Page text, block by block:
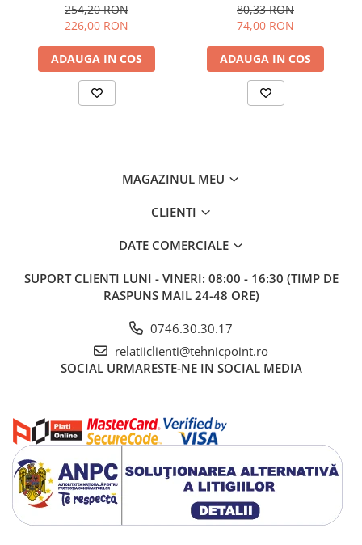
254,20 RON
226,00 RON
ADAUGA IN COS
80,33 RON
74,00 RON
ADAUGA IN COS
MAGAZINUL MEU
CLIENTI
DATE COMERCIALE
SUPORT CLIENTI LUNI - VINERI: 08:00 - 16:30 (TIMP DE
RASPUNS MAIL 24-48 ORE)
0746.30.30.17
relatiiclienti@tehnicpoint.ro
SOCIAL URMARESTE-NE IN SOCIAL MEDIA